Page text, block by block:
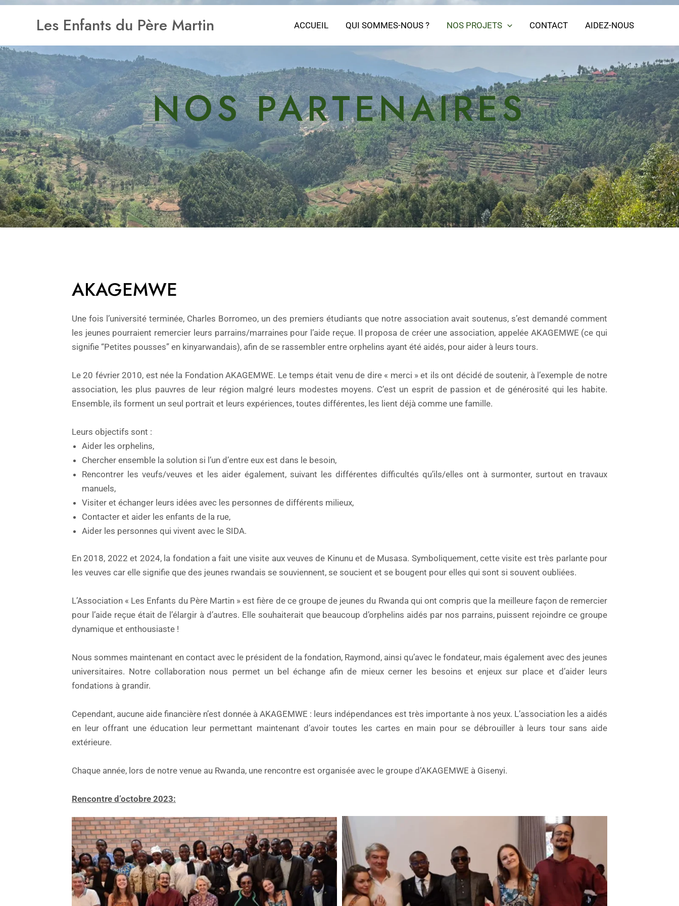
Aller
Les Enfants du Père Martin ACCUEIL QUI SOMMES-NOUS ? NOS PROJETS CONTACT AIDEZ-NOUS
NOS PARTENAIRES
AKAGEMWE
Une fois l’université terminée, Charles Borromeo, un des premiers étudiants que notre association avait soutenus, s’est demandé comment
les jeunes pourraient remercier leurs parrains/marraines pour l’aide reçue. Il proposa de créer une association, appelée AKAGEMWE (ce qui
signifie “Petites pousses” en kinyarwandais), afin de se rassembler entre orphelins ayant été aidés, pour aider à leurs tours.
Le 20 février 2010, est née la Fondation AKAGEMWE. Le temps était venu de dire « merci » et ils ont décidé de soutenir, à l’exemple de notre
association, les plus pauvres de leur région malgré leurs modestes moyens. C’est un esprit de passion et de générosité qui les habite.
Ensemble, ils forment un seul portrait et leurs expériences, toutes différentes, les lient déjà comme une famille.
Leurs objectifs sont :
Aider les orphelins,
Chercher ensemble la solution si l’un d’entre eux est dans le besoin,
Rencontrer les veufs/veuves et les aider également, suivant les différentes difficultés qu’ils/elles ont à surmonter, surtout en travaux
manuels,
Visiter et échanger leurs idées avec les personnes de différents milieux,
Contacter et aider les enfants de la rue,
Aider les personnes qui vivent avec le SIDA.
En 2018, 2022 et 2024, la fondation a fait une visite aux veuves de Kinunu et de Musasa. Symboliquement, cette visite est très parlante pour
les veuves car elle signifie que des jeunes rwandais se souviennent, se soucient et se bougent pour elles qui sont si souvent oubliées.
L’Association « Les Enfants du Père Martin » est fière de ce groupe de jeunes du Rwanda qui ont compris que la meilleure façon de remercier
pour l’aide reçue était de l’élargir à d’autres. Elle souhaiterait que beaucoup d’orphelins aidés par nos parrains, puissent rejoindre ce groupe
dynamique et enthousiaste !
Nous sommes maintenant en contact avec le président de la fondation, Raymond, ainsi qu’avec le fondateur, mais également avec des jeunes
universitaires. Notre collaboration nous permet un bel échange afin de mieux cerner les besoins et enjeux sur place et d’aider leurs
fondations à grandir.
Cependant, aucune aide financière n’est donnée à AKAGEMWE : leurs indépendances est très importante à nos yeux. L’association les a aidés
en leur offrant une éducation leur permettant maintenant d’avoir toutes les cartes en main pour se débrouiller à leurs tour sans aide
extérieure.
Chaque année, lors de notre venue au Rwanda, une rencontre est organisée avec le groupe d’AKAGEMWE à Gisenyi.
Rencontre d’octobre 2023: